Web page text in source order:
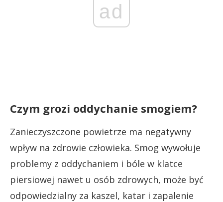
ad
Czym grozi oddychanie smogiem?
Zanieczyszczone powietrze ma negatywny
wpływ na zdrowie człowieka. Smog wywołuje
problemy z oddychaniem i bóle w klatce
piersiowej nawet u osób zdrowych, może być
odpowiedzialny za kaszel, katar i zapalenie